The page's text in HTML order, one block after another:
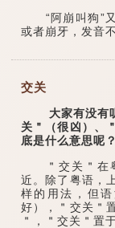
“阿崩叫狗”又
或者崩牙，发音
交关
大家有没有听
关＂（很凶）、
底是什么意思呢？
＂交关＂在粤
近。除了粤语，
样的用法，但
好），＂交关＂
＂，＂交关＂置